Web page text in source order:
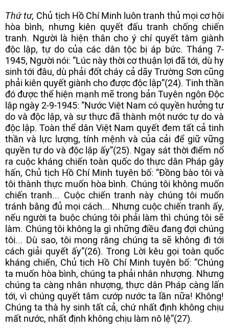
Thứ tư, Chủ tịch Hồ Chí Minh luôn tranh thủ mọi cơ hội
hòa bình, nhưng kiên quyết đấu tranh chống chiến
tranh. Người là hiện thân cho ý chí quyết tâm giành
độc lập, tự do của các dân tộc bị áp bức. Tháng 7-
1945, Người nói: “Lúc này thời cơ thuận lợi đã tới, dù hy
sinh tới đâu, dù phải đốt cháy cả dãy Trường Sơn cũng
phải kiên quyết giành cho được độc lập”(24). Tinh thần
đó được thể hiện mạnh mẽ trong bản Tuyên ngôn Độc
lập ngày 2-9-1945: “Nước Việt Nam có quyền hưởng tự
do và độc lập, và sự thực đã thành một nước tự do và
độc lập. Toàn thể dân Việt Nam quyết đem tất cả tinh
thần và lực lượng, tính mệnh và của cải để giữ vững
quyền tự do và độc lập ấy”(25). Ngay sát thời điểm nổ
ra cuộc kháng chiến toàn quốc do thực dân Pháp gây
hấn, Chủ tịch Hồ Chí Minh tuyên bố: “Đồng bào tôi và
tôi thành thực muốn hòa bình. Chúng tôi không muốn
chiến tranh... Cuộc chiến tranh này chúng tôi muốn
tránh bằng đủ mọi cách... Nhưng cuộc chiến tranh ấy,
nếu người ta buộc chúng tôi phải làm thì chúng tôi sẽ
làm. Chúng tôi không lạ gì những điều đang đợi chúng
tôi... Dù sao, tôi mong rằng chúng ta sẽ không đi tới
cách giải quyết ấy”(26). Trong Lời kêu gọi toàn quốc
kháng chiến, Chủ tịch Hồ Chí Minh tuyên bố: “Chúng
ta muốn hòa bình, chúng ta phải nhân nhượng. Nhưng
chúng ta càng nhân nhượng, thực dân Pháp càng lấn
tới, vì chúng quyết tâm cướp nước ta lần nữa! Không!
Chúng ta thà hy sinh tất cả, chứ nhất định không chịu
mất nước, nhất định không chịu làm nô lệ”(27).